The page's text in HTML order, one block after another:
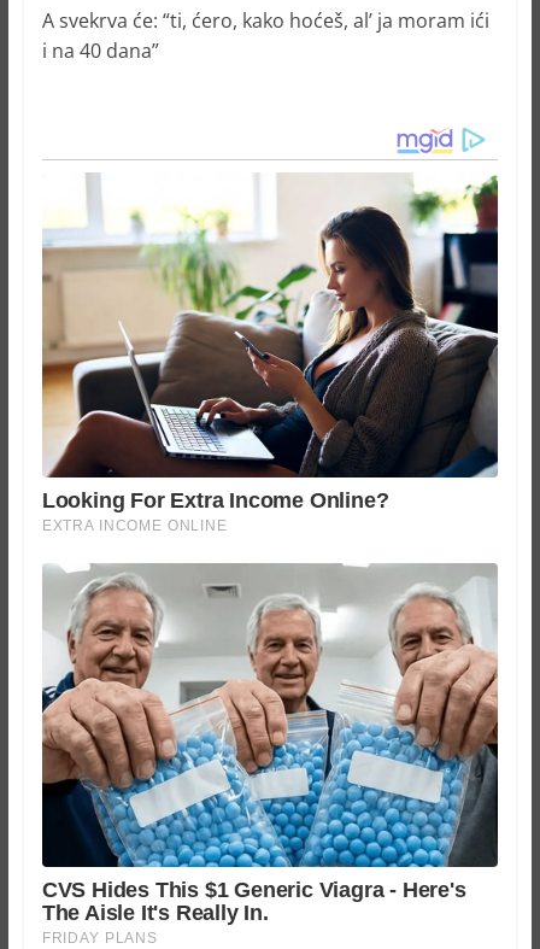
A svekrva će: “ti, ćero, kako hoćeš, al’ ja moram ići
i na 40 dana”